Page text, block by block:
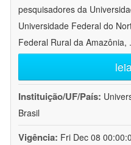
pesquisadores da
Universidade Federal do
Federal Rural da Amazônia,
Instituição/UF/País:
Brasil
Vigência: Fri Dec 08